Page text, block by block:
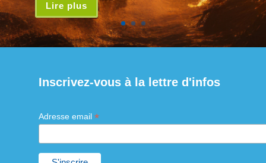
Lire plus
Inscrivez-vous à la lettre d'infos
Adresse email *